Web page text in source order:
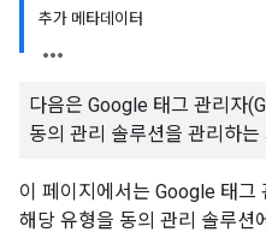
추가 메타데이터
다음은 Google 태그 관리자
동의 관리 솔루션을 관리하
이 페이지에서는 Google 태그
해당 유형을 동의 관리 솔루션